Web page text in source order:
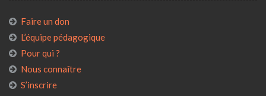
Faire un don
L’équipe pédagogique
Pour qui ?
Nous connaître
S’inscrire